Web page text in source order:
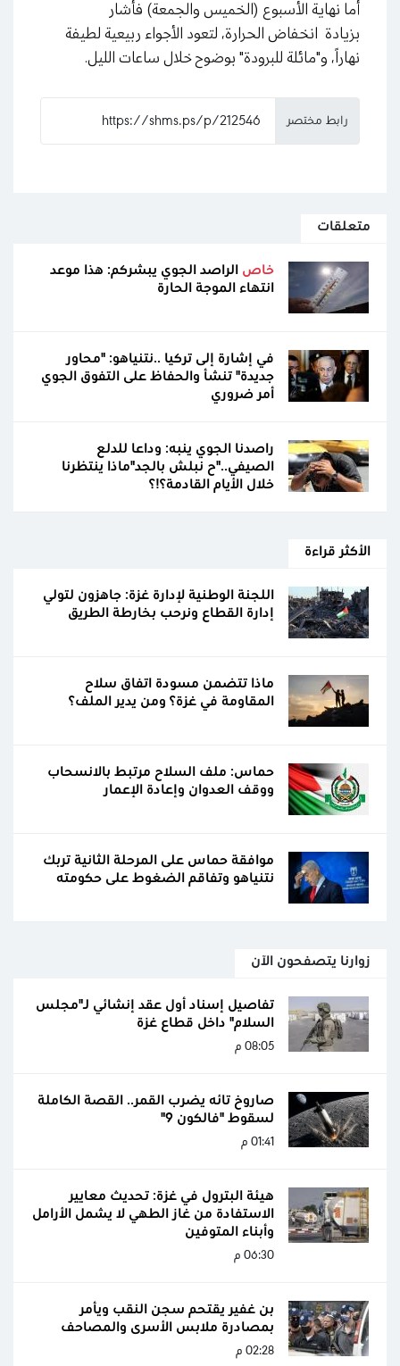
أما نهاية الأسبوع (الخميس والجمعة) فأشار
بزيادة انخفاض الحرارة، لتعود الأجواء ربيعية لطيفة
نهاراً، و"مائلة للبرودة" بوضوح خلال ساعات الليل.
رابط مختصر
متعلقات
خاص الراصد الجوي يبشركم: هذا موعد
انتهاء الموجة الحارة
في إشارة إلى تركيا ..نتنياهو: "محاور
جديدة" تنشأ والحفاظ على التفوق الجوي
أمر ضروري
راصدنا الجوي ينبه: وداعا للدلع
الصيفي.."ح نبلش بالجد"ماذا ينتظرنا
خلال الأيام القادمة؟!؟
الأكثر قراءة
اللجنة الوطنية لإدارة غزة: جاهزون لتولي
إدارة القطاع ونرحب بخارطة الطريق
ماذا تتضمن مسودة اتفاق سلاح
المقاومة في غزة؟ ومن يدير الملف؟
حماس: ملف السلاح مرتبط بالانسحاب
ووقف العدوان وإعادة الإعمار
موافقة حماس على المرحلة الثانية تربك
نتنياهو وتفاقم الضغوط على حكومته
زوارنا يتصفحون الآن
تفاصيل إسناد أول عقد إنشائي لـ"مجلس
السلام" داخل قطاع غزة
08:05 م
صاروخ تائه يضرب القمر.. القصة الكاملة
لسقوط "فالكون 9"
01:41 م
هيئة البترول في غزة: تحديث معايير
الاستفادة من غاز الطهي لا يشمل الأرامل
وأبناء المتوفين
06:30 م
بن غفير يقتحم سجن النقب ويأمر
بمصادرة ملابس الأسرى والمصاحف
02:28 م